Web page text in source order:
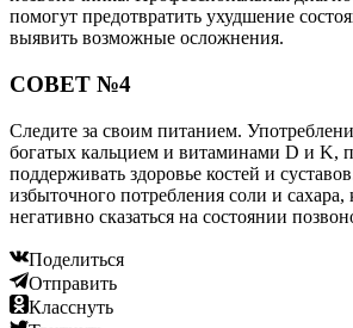
помогут предотвратить ухудшение
выявить возможные осложнения.
СОВЕТ №4
Следите за своим питанием.
богатых кальцием и витаминами D и K,
поддерживать здоровье костей и
избыточного потребления соли и сахара,
негативно сказаться на состоянии
Поделиться
Отправить
Класснуть